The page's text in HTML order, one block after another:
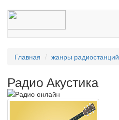
Главная жанры радиостанций
Радио Акустика